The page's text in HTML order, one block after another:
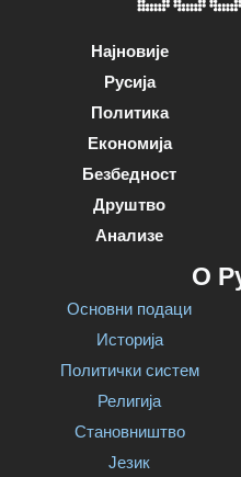
Најновије
Русија
Политика
Економија
Безбедност
Друштво
Анализе
О
Основни подаци
Историја
Политички систем
Религија
Становништво
Језик